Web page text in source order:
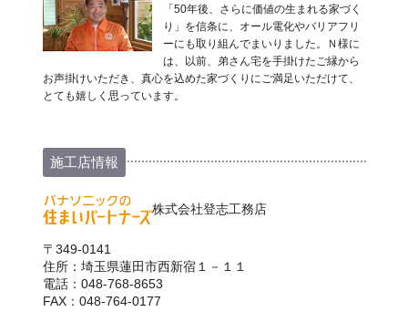
「50年後、さらに価値の生まれる家づく
り」を信条に、オール電化やバリアフリ
ーにも取り組んでまいりました。Ｎ様に
は、以前、弟さん宅を手掛けたご縁から
お声掛けいただき、真心を込めた家づくりにご満足いただけて、
とても嬉しく思っています。
施工店情報
株式会社登志工務店
〒349-0141
住所：埼玉県蓮田市西新宿１－１１
電話：048-768-8653
FAX：048-764-0177